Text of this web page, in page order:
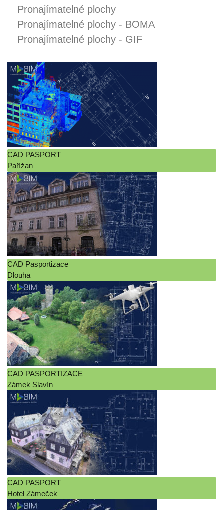
3D Texturovaný model
3D Tisk
Analýza terénu
BIM Pasportizace
CAD Pasportizace
Interiérový design
Letecké zaměření
MEP
Mračno bodů
Pronajímatelné plochy
Pronajímatelné plochy – BOMA
Pronajímatelné plochy – GIF
Pronajímatelné plochy – IPMS
Pronajímatelné plochy – RICS
Přihlásit se
Zdroj kanálů (příspěvky)
Kanál komentářů
Česká lokalizace
Pronajímatelné plochy
Pronajímatelné plochy - BOMA
Pronajímatelné plochy - GIF
CAD PASPORT
Pařížan
CAD Pasportizace
Dlouha
CAD PASPORTIZACE
Zámek Slavín
CAD PASPORT
Hotel Zámeček